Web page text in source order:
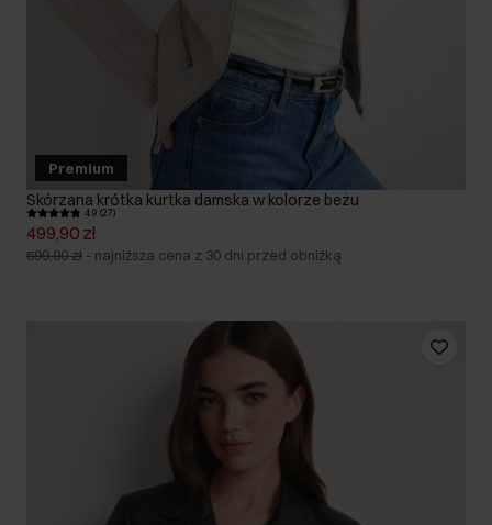
Premium
Skórzana krótka kurtka damska w kolorze beżu
4.9 (27)
499,90 zł
599,90 zł - najniższa cena z 30 dni przed obniżką